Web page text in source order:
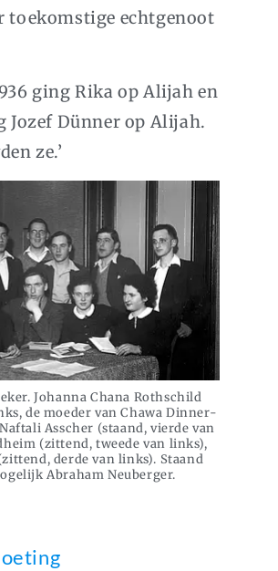
toekomstige echtgenoot
ging Rika op Alijah en
Jozef Dünner op Alijah.
ze.’
Johanna Chana Rothschild
de moeder van Chawa Dinner-
Asscher (staand, vierde van
(zittend, tweede van links),
derde van links). Staand
Abraham Neuberger.